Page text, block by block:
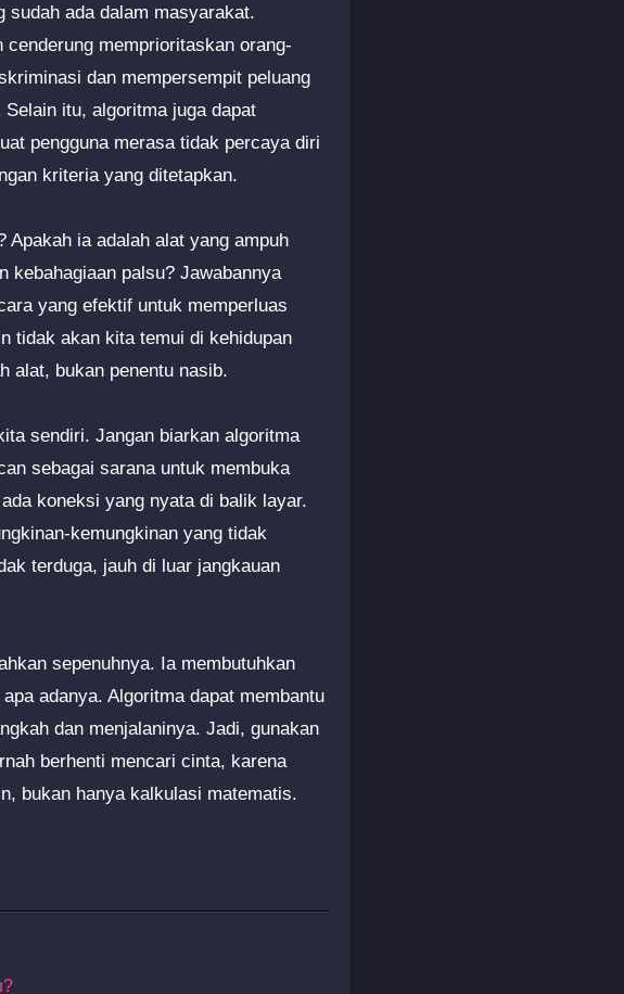
sudah ada dalam masyarakat.
memprioritaskan orang-
dan mempersempit peluang
itu, algoritma juga dapat
pengguna merasa tidak percaya diri
kriteria yang ditetapkan.
Apakah ia adalah alat yang ampuh
kebahagiaan palsu? Jawabannya
yang efektif untuk memperluas
tidak akan kita temui di kehidupan
alat, bukan penentu nasib.
sendiri. Jangan biarkan algoritma
sebagai sarana untuk membuka
koneksi yang nyata di balik layar.
kemungkinan yang tidak
terduga, jauh di luar jangkauan
sepenuhnya. Ia membutuhkan
adanya. Algoritma dapat membantu
dan menjalaninya. Jadi, gunakan
berhenti mencari cinta, karena
bukan hanya kalkulasi matematis.